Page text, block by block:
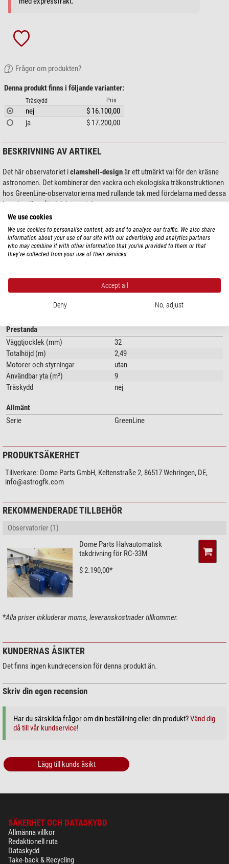
Frågor om produkten?
Denna produkt finns i följande varianter:
Träskydd Pris
nej
$ 16.100,00
ja
$ 17.200,00
BESKRIVNING AV ARTIKEL
Det här observatoriet iclamshell-design är ett utmärkt val för den kräsne
astronomen. Det kombinerar den vackra och ekologiska träkonstruktionen
hos GreenLine-observatorierna med rullande tak med fördelarna med dessa
kupoler till ett fördelaktigt pris!
Clamshell-kupolen ger
och astrofotografer maximal frihet.
Den kvadratiska basytan på 3 x 3 metererbjuder tillräckligt med utrymme
Övriga egenskaper:
Fram- och bakväggarna är tillverkade av 32 mm tjockt, högkvalitativt trä i
Dörren har ett cylinderlås med reservnyckel.
Du kan beställa observatoriet utan takdrivenhet för manuell öppning, med
drivenhet och knappsats eller i en fjärrstyrd version. Observera att det inte
är möjligt att eftermontera en drivenhet.
Figur liknande:
Observatoriet är under ständig utveckling. Vänligen se PDF-
utformningen av observatoriet.
TEKNISKA DATA
Prestanda
Väggtjocklek (mm)
32
Totalhöjd (m)
2,49
Motorer och styrningar
utan
Användbar yta (m²)
9
Träskydd
nej
Allmänt
Serie
GreenLine
PRODUKTSÄKERHET
Tillverkare: Dome Parts GmbH, Keltenstraße 2, 86517 Wehringen, DE,
info@astrogfk.com
REKOMMENDERADE TILLBEHÖR
Observatorier (1)
Dome Parts Halvautomatisk
takdrivning för RC-33M
$ 2.190,00*
*Alla priser inkluderar moms, leveranskostnader tillkommer.
KUNDERNAS ÅSIKTER
Det finns ingen kundrecension för denna produkt än.
Skriv din egen recension
Har du särskilda frågor om din beställning eller din produkt?Vänd dig
då till vår kundservice!
Lägg till kunds åsikt
SÄKERHET OCH DATASKYDD
Allmänna villkor
Redaktionell ruta
Dataskydd
Take-back & Recycling
We use cookies
We use cookies to personalise content, ads and to analyse our traffic. We also share
information about your use of our site with our advertising and analytics partners
who may combine it with other information that you’ve provided to them or that
they’ve collected from your use of their services
Accept all
Deny No, adjust